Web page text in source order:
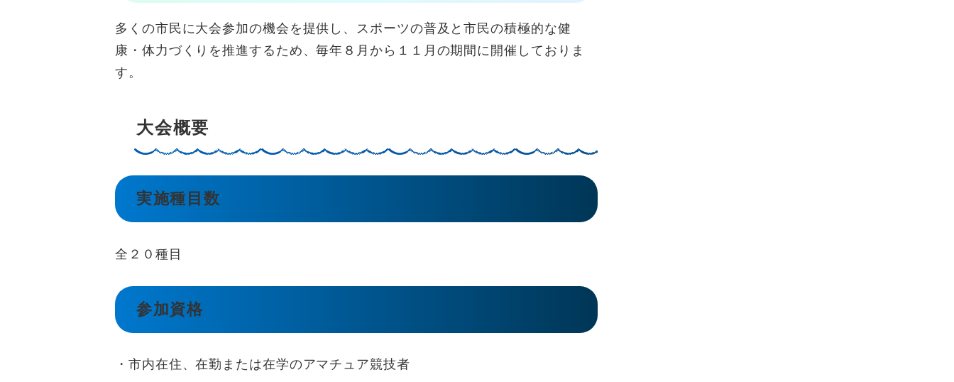
多くの市民に大会参加の機会を提供し、スポーツの普及と市民の積極的な健
康・体力づくりを推進するため、毎年８月から１１月の期間に開催しておりま
す。
大会概要
実施種目数
全２０種目
参加資格
・市内在住、在勤または在学のアマチュア競技者